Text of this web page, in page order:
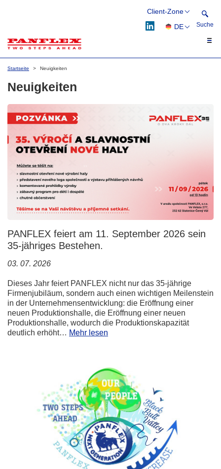
Client-Zone
WebflexDE
EN
Suche
Suche
Startseite Neuigkeiten
Neuigkeiten
PANFLEX feiert am 11. September 2026 sein
35-jähriges Bestehen.
03. 07. 2026
Dieses Jahr feiert PANFLEX nicht nur das 35-jährige
Firmenjubiläum, sondern auch einen wichtigen Meilenstein
in der Unternehmensentwicklung: die Eröffnung einer
neuen Produktionshalle, die Eröffnung einer neuen
Produktionshalle, wodurch die Produktionskapazität
deutlich erhöht… Mehr lesen